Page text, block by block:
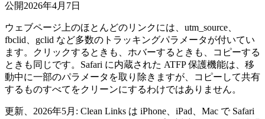
公開2026年4月7日
ウェブページ上のほとんどのリンクには、utm_source、
fbclid、gclid など多数のトラッキングパラメータが付いてい
ます。クリックするときも、ホバーするときも、コピーする
ときも同じです。Safari に内蔵された ATFP 保護機能は、移
動中に一部のパラメータを取り除きますが、コピーして共有
するものすべてをクリーンにするわけではありません。
更新、2026年5月: Clean Links は iPhone、iPad、Mac で Safari